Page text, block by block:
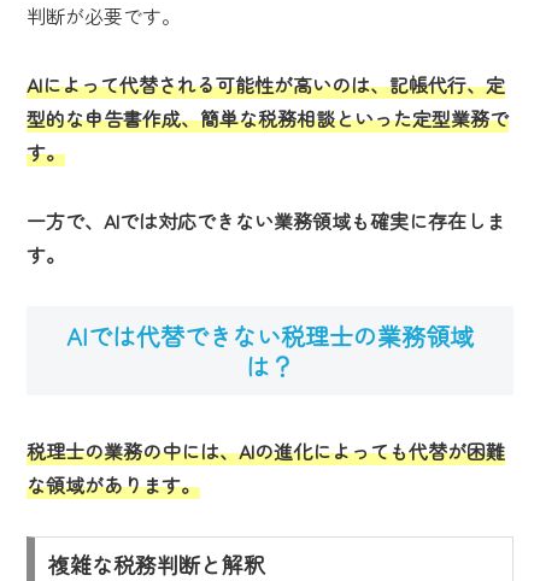
判断が必要です。
AIによって代替される可能性が高いのは、記帳代行、定
型的な申告書作成、簡単な税務相談といった定型業務で
す。
一方で、AIでは対応できない業務領域も確実に存在しま
す。
AIでは代替できない税理士の業務領域
は？
税理士の業務の中には、AIの進化によっても代替が困難
な領域があります。
複雑な税務判断と解釈